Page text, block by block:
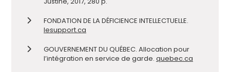
FONDATION DE LA DÉFICIENCE INTELLECTUELLE.
lesupport.ca
GOUVERNEMENT DU QUÉBEC. Allocation pour
l’intégration en service de garde. quebec.ca